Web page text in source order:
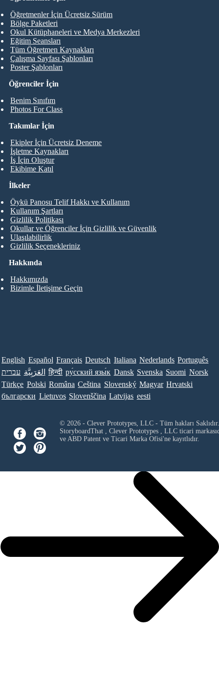
Öğrenciler İçin
Benim Sınıfım
Photos For Class
Öğretmenler İçin Ücretsiz Sürüm
Bölge Paketleri
Okul Kütüphaneleri ve Medya Merkezleri
Eğitim Seansları
Tüm Öğretmen Kaynakları
Çalışma Sayfası Şablonları
Poster Şablonları
Takımlar İçin
Ekipler İçin Ücretsiz Deneme
İşletme Kaynakları
İş İçin Oluştur
Ekibime Katıl
Hakkında
Hakkımızda
Bizimle İletişime Geçin
İlkeler
Öykü Panosu Telif Hakkı ve Kullanım
Kullanım Şartları
Gizlilik Politikası
Okullar ve Öğrenciler İçin Gizlilik ve Güvenlik
Ulaşılabilirlik
Gizlilik Seçenekleriniz
English Español Français Deutsch Italiana Nederlands Português
עברית العَرَبِيَّة हिन्दी ру́сский язы́к Dansk Svenska Suomi Norsk
Türkçe Polski Româna Ceština Slovenský Magyar Hrvatski
български Lietuvos Slovenščina Latvijas eesti
© 2026 - Clever Prototypes, LLC - Tüm hakları Saklıdır.
StoryboardThat , Clever Prototypes , LLCticari
ve ABD Patent ve Ticari Marka Ofisi'ne kayıtlıdır.